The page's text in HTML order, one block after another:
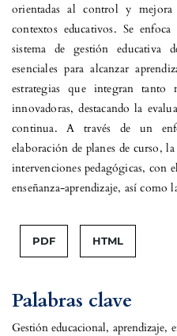
Palabras clave
Gestión educacional, aprendizaje,
orientadas al control y mejora
contextos educativos. Se
sistema de gestión educativa
esenciales para alcanzar
estrategias que integran tanto
innovadoras, destacando la
continua. A través de un
elaboración de planes de curso,
intervenciones pedagógicas, con
enseñanza-aprendizaje, así como
PDF HTML